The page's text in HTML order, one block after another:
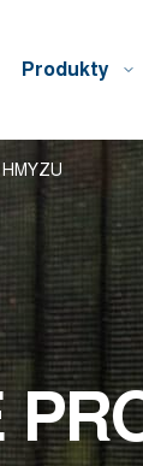
Produkty